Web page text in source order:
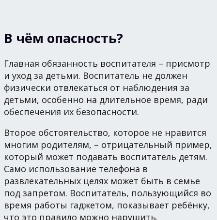
В чём опасность?
Главная обязанность воспитателя – присмотр
и уход за детьми. Воспитатель не должен
физически отвлекаться от наблюдения за
детьми, особенно на длительное время, ради
обеспечения их безопасности.
Второе обстоятельство, которое не нравится
многим родителям, – отрицательный пример,
который может подавать воспитатель детям.
Само использование телефона в
развлекательных целях может быть в семье
под запретом. Воспитатель, пользующийся во
время работы гаджетом, показывает ребёнку,
что это правило можно нарушить.